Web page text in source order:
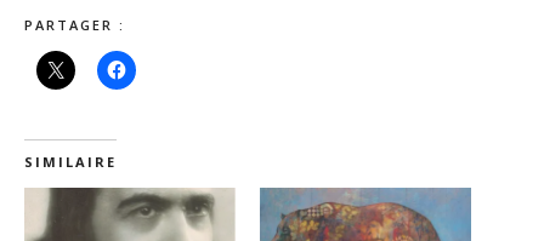
PARTAGER :
SIMILAIRE